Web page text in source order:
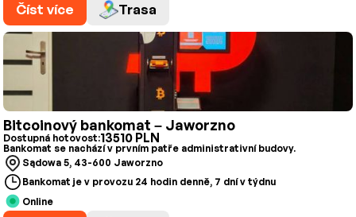
Číst více Trasa
Bitcoinový bankomat – Jaworzno
Dostupná hotovost:13510 PLN
Bankomat se nachází v prvním patře administrativní budovy.
Sądowa 5, 43-600 Jaworzno
Bankomat je v provozu 24 hodin denně, 7 dní v týdnu
Online